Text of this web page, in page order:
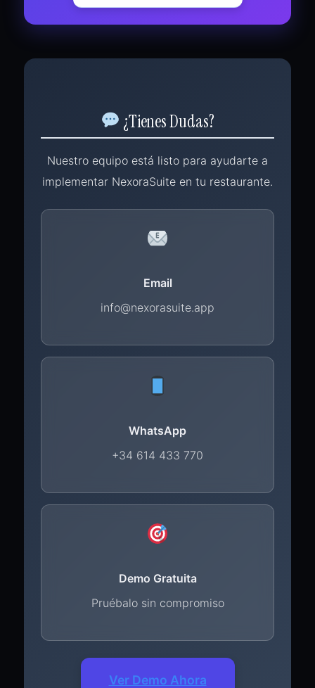
¿Tienes Dudas?
Nuestro equipo está listo para ayudarte a
implementar NexoraSuite en tu restaurante.
Email
info@nexorasuite.app
WhatsApp
+34 614 433 770
Demo Gratuita
Pruébalo sin compromiso
Ver Demo Ahora